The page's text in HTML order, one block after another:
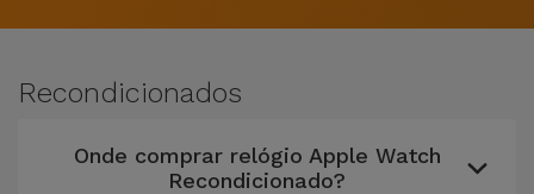
Xiaomi
Huawei
Samsung
Adaptadores
Capas e
Recondicionados
Onde comprar relógio Apple Watch
Recondicionado?